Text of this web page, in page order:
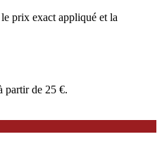
prix exact appliqué et la
partir de 25 €.